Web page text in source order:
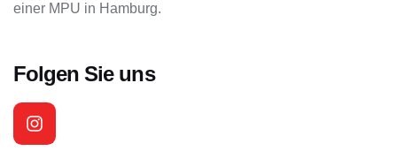
einer MPU in Hamburg.
Folgen Sie uns